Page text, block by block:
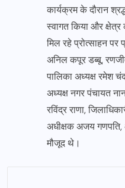
कार्यक्रम के दौरान
स्वागत किया और क्षेत्र
मिल रहे प्रोत्साहन पर
अनिल कपूर डब्बू,
पालिका अध्यक्ष रमेश
अध्यक्ष नगर पंचायत
रविंद्र राणा,
अधीक्षक अजय गणपति,
मौजूद थे।